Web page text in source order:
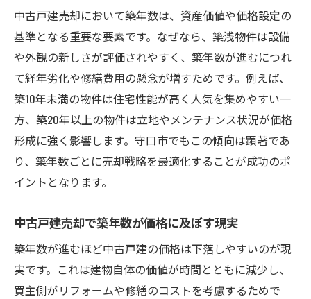
守口市で築年数を活かした資産価値維持法
中古戸建売却で気をつけたい守口市の特徴
資産価値を高める中古戸建売却のポイント
守口市での築年数別中古戸建売却の実践知
識
資産価値維持に必要な中古戸建売却の視点
中古戸建売却時に注目したい築年数のポイント
築年数ごとに異なる中古戸建売却の着眼点
築年数が中古戸建売却の査定基準に与える
影響
中古戸建売却における築年数の評価ポイン
ト
中古戸建売却において築年数は、資産価値や価格設定の
基準となる重要な要素です。なぜなら、築浅物件は設備
や外観の新しさが評価されやすく、築年数が進むにつれ
て経年劣化や修繕費用の懸念が増すためです。例えば、
築10年未満の物件は住宅性能が高く人気を集めやすい一
方、築20年以上の物件は立地やメンテナンス状況が価格
形成に強く影響します。守口市でもこの傾向は顕著であ
り、築年数ごとに売却戦略を最適化することが成功のポ
イントとなります。
中古戸建売却で築年数が価格に及ぼす現実
築年数が進むほど中古戸建の価格は下落しやすいのが現
実です。これは建物自体の価値が時間とともに減少し、
買主側がリフォームや修繕のコストを考慮するためで